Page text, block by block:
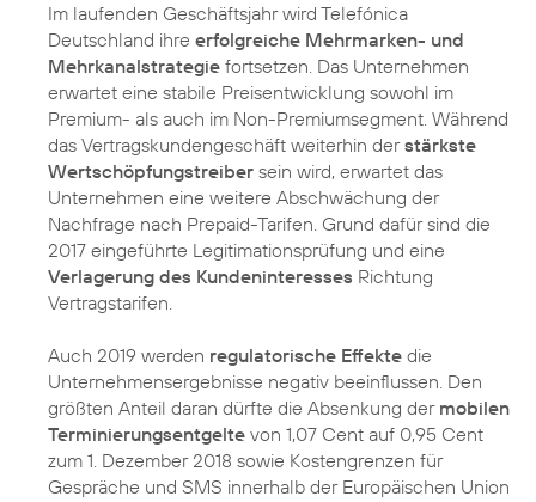
Im laufenden Geschäftsjahr wird Telefónica
Deutschland ihre erfolgreiche Mehrmarken- und
Mehrkanalstrategie fortsetzen. Das Unternehmen
erwartet eine stabile Preisentwicklung sowohl im
Premium- als auch im Non-Premiumsegment. Während
das Vertragskundengeschäft weiterhin derstärkste
Wertschöpfungstreiber sein wird, erwartet das
Unternehmen eine weitere Abschwächung der
Nachfrage nach Prepaid-Tarifen. Grund dafür sind die
2017 eingeführte Legitimationsprüfung und eine
Verlagerung des Kundeninteresses Richtung
Vertragstarifen.
Auch 2019 werden regulatorische Effekte die
Unternehmensergebnisse negativ beeinflussen. Den
größten Anteil daran dürfte die Absenkung der mobilen
Terminierungsentgelte von 1,07 Cent auf 0,95 Cent
zum 1. Dezember 2018 sowie Kostengrenzen für
Gespräche und SMS innerhalb der Europäischen Union